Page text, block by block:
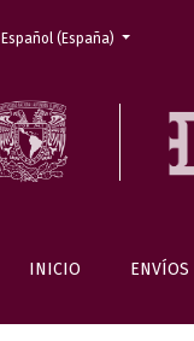
INICIO ENVÍOS
Cambiar el idioma. El actual es:
Español (España)